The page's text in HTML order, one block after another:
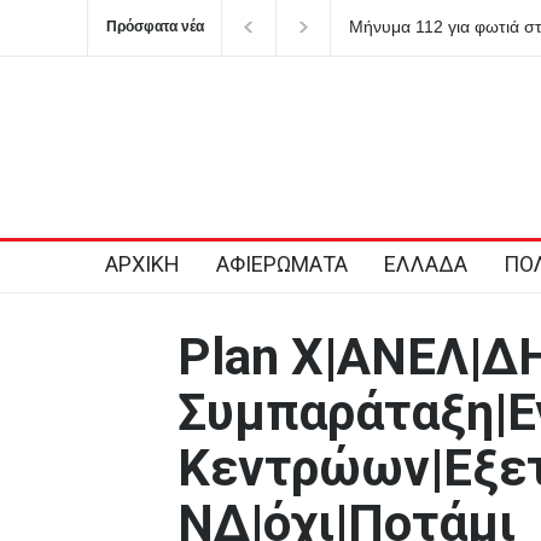
Πρόσφατα νέα
Μήνυμα 112 για φωτιά
ΑΡΧΙΚΗ ΑΦΙΕΡΩΜΑΤΑ ΕΛΛΑΔΑ
Plan
ΝΔ|όχι|Ποτάμι